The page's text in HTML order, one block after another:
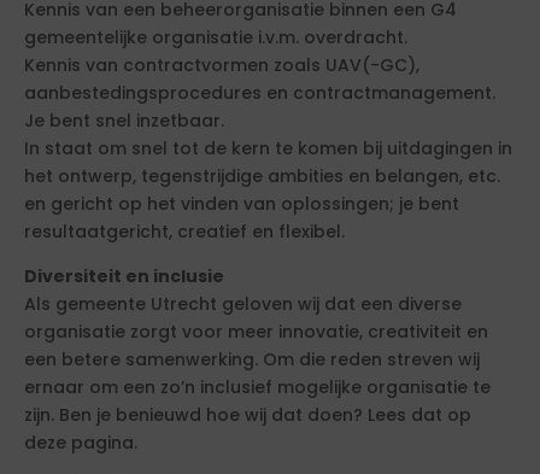
Kennis van een beheerorganisatie binnen een G4
gemeentelijke organisatie i.v.m. overdracht.
Kennis van contractvormen zoals UAV(-GC),
aanbestedingsprocedures en contractmanagement.
Je bent snel inzetbaar.
In staat om snel tot de kern te komen bij uitdagingen in
het ontwerp, tegenstrijdige ambities en belangen, etc.
en gericht op het vinden van oplossingen; je bent
resultaatgericht, creatief en flexibel.
Diversiteit en inclusie
Als gemeente Utrecht geloven wij dat een diverse
organisatie zorgt voor meer innovatie, creativiteit en
een betere samenwerking. Om die reden streven wij
ernaar om een zo’n inclusief mogelijke organisatie te
zijn. Ben je benieuwd hoe wij dat doen? Lees dat op
deze pagina.